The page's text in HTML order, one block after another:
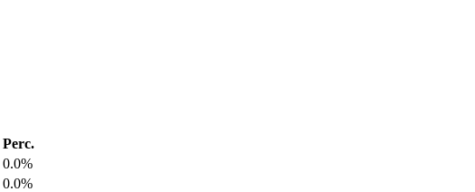
Perc.
0.0%
0.0%